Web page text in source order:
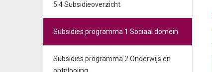
5.4 Subsidieoverzicht
Subsidies programma 1 Sociaal domein
Subsidies programma 2 Onderwijs en